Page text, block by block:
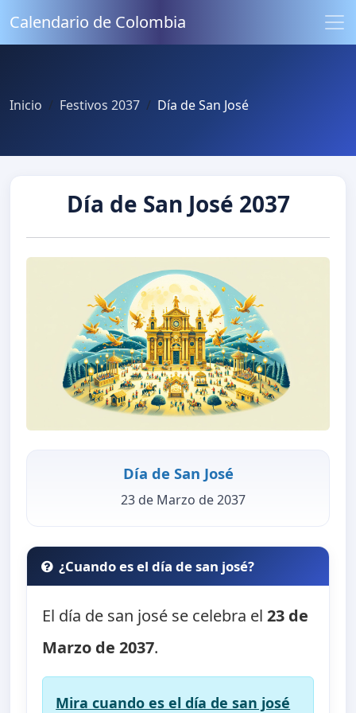
Calendario de Colombia
Inicio Festivos 2037 Día de San José
Día de San José 2037
Día de San José
23 de Marzo de 2037
¿Cuando es el día de san josé?
El día de san josé se celebra el23 de
Marzo de 2037.
Mira cuando es el día de san josé